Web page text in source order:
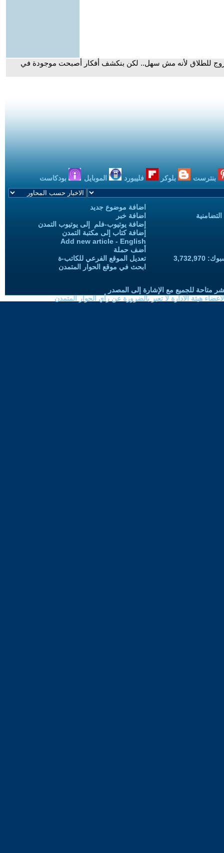
للطلاق لأنه مش سهل.. لكن بنكشف أفكار أصبحت موجودة في
بنترست بلوكر فليبورد الموبايل بودكاست
اضافة موضوع جديد
اضافة خبر
إضافة يوتيوب-فلم إلى يوتيوب التمدن
إضافة كتاب إلى مكتبة التمدن
Add new article - English
أضف حملة
تعديل الموقع الفرعي للكاتب-ة
ابحث في موقع الحوار المتمدن
متاحة للجميع مع الإشارة إلى المصدر
هيئة الادارة لا تعبر بالضرورة عن رأي الحوار المتمدن